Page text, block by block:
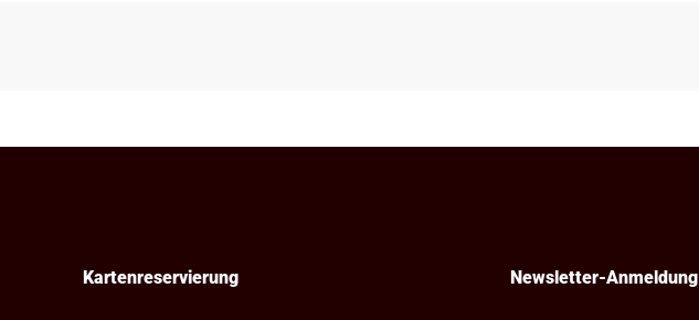
Kartenreservierung Newsletter-Anmeldung